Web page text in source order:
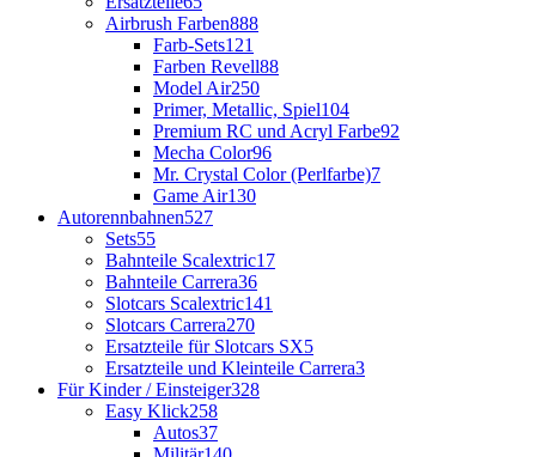
Airbrush Farben888
Farb-Sets121
Farben Revell88
Model Air250
Primer, Metallic, Spiel104
Premium RC und Acryl Farbe92
Mecha Color96
Mr. Crystal Color (Perlfarbe)7
Game Air130
Autorennbahnen527
Sets55
Bahnteile Scalextric17
Bahnteile Carrera36
Slotcars Scalextric141
Slotcars Carrera270
Ersatzteile für Slotcars SX5
Ersatzteile und Kleinteile Carrera3
Für Kinder / Einsteiger328
Easy Klick258
Autos37